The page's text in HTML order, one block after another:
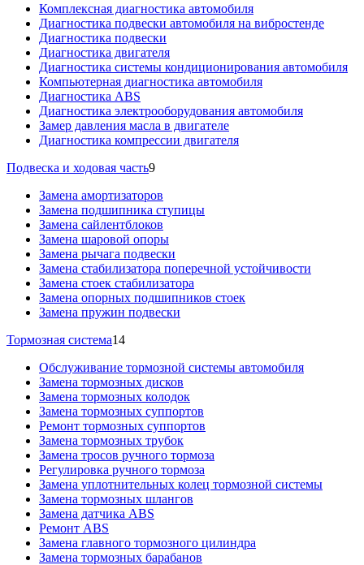
Комплексная диагностика автомобиля
Диагностика подвески автомобиля на вибростенде
Диагностика подвески
Диагностика двигателя
Диагностика системы кондиционирования автомобиля
Компьютерная диагностика автомобиля
Диагностика ABS
Диагностика электрооборудования автомобиля
Замер давления масла в двигателе
Диагностика компрессии двигателя
Подвеска и ходовая часть9
Замена амортизаторов
Замена подшипника ступицы
Замена сайлентблоков
Замена шаровой опоры
Замена рычага подвески
Замена стабилизатора поперечной устойчивости
Замена стоек стабилизатора
Замена опорных подшипников стоек
Замена пружин подвески
Тормозная система14
Обслуживание тормозной системы автомобиля
Замена тормозных дисков
Замена тормозных колодок
Замена тормозных суппортов
Ремонт тормозных суппортов
Замена тормозных трубок
Замена тросов ручного тормоза
Регулировка ручного тормоза
Замена уплотнительных колец тормозной системы
Замена тормозных шлангов
Замена датчика ABS
Ремонт ABS
Замена главного тормозного цилиндра
Замена тормозных барабанов